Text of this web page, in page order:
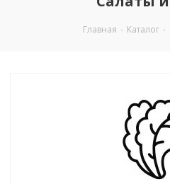
Главная - Каталог -